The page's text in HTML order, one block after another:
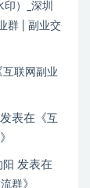
）_深圳
群 | 副业交
互联网副业
发表在《互
》
阳 发表在
群》